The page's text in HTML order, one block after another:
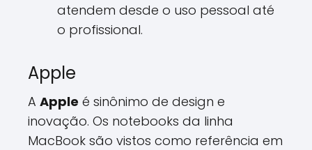
atendem desde o uso pessoal até
o profissional.
Apple
A Apple é sinônimo de design e
inovação. Os notebooks da linha
MacBook são vistos como referência em